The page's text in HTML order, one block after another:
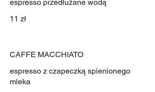
espresso przedłużane wodą
11 zł
CAFFE MACCHIATO
espresso z czapeczką spienionego